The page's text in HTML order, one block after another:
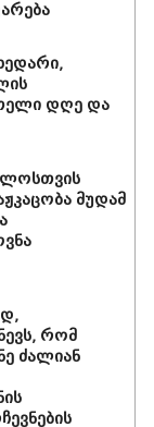
დღე და
მუდამ
რომ
ძალიან